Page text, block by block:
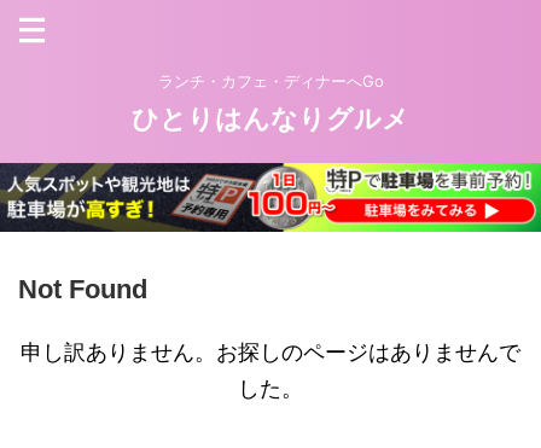
ランチ・カフェ・ディナーへGo
ひとりはんなりグルメ
Not Found
申し訳ありません。お探しのページはありませんで
した。